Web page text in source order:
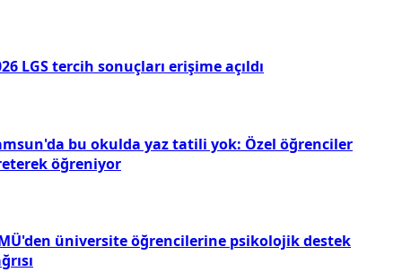
LGS tercih sonuçları erişime açıldı
bu okulda yaz tatili yok: Özel öğrenciler
öğreniyor
üniversite öğrencilerine psikolojik destek